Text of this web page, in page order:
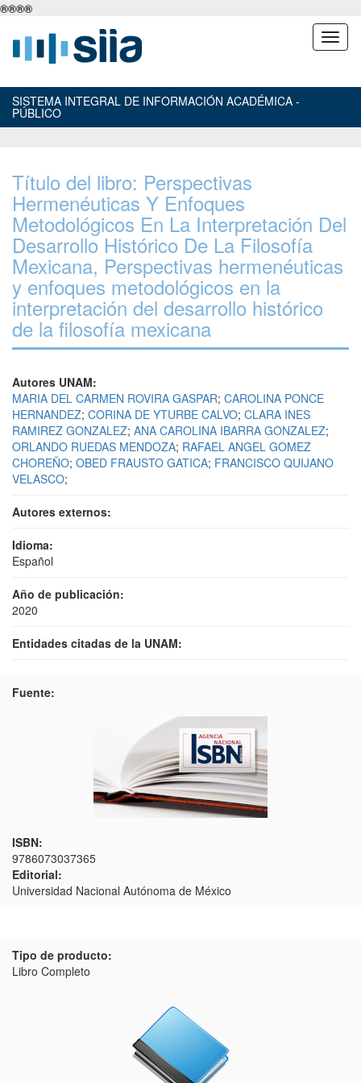
®®®®
SISTEMA INTEGRAL DE INFORMACIÓN ACADÉMICA -
PÚBLICO
Título del libro: Perspectivas
Hermenéuticas Y Enfoques
Metodológicos En La Interpretación Del
Desarrollo Histórico De La Filosofía
Mexicana, Perspectivas hermenéuticas
y enfoques metodológicos en la
interpretación del desarrollo histórico
de la filosofía mexicana
Autores UNAM:
MARIA DEL CARMEN ROVIRA GASPAR; CAROLINA PONCE
HERNANDEZ; CORINA DE YTURBE CALVO; CLARA INES
RAMIREZ GONZALEZ; ANA CAROLINA IBARRA GONZALEZ;
ORLANDO RUEDAS MENDOZA; RAFAEL ANGEL GOMEZ
CHOREÑO; OBED FRAUSTO GATICA; FRANCISCO QUIJANO
VELASCO;
Autores externos:
Idioma:
Español
Año de publicación:
2020
Entidades citadas de la UNAM:
Fuente:
ISBN:
9786073037365
Editorial:
Universidad Nacional Autónoma de México
Tipo de producto:
Libro Completo